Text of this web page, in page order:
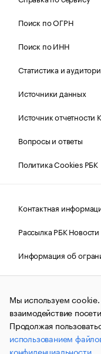
Поиск по ОГРН
Поиск по ИНН
Статистика и
Источники данных
Источник отчетности
Вопросы и ответы
Политика Cookies РБК
Контактная
Рассылка РБК Новости
Информация об
Правовая информация
© АО
и материалы
(зарегистрировано
связи,
коммуникаций
№ФС77-63848)
Мы используем cookie.
взаимодействие
Продолжая
использованием
конфиденциальности.